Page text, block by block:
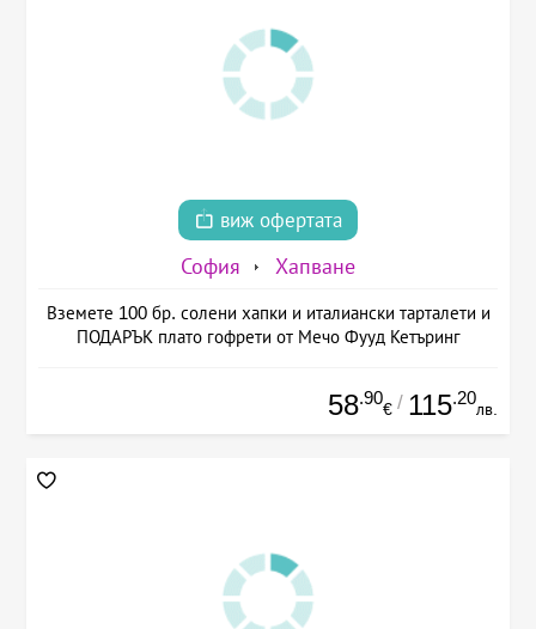
виж офертата
София Хапване
Вземете 100 бр. солени хапки и италиански тарталети и
ПОДАРЪК плато гофрети от Мечо Фууд Кетъринг
58.90
€ / 115.20
лв.